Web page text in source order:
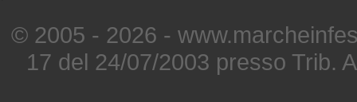
© 2005 - 2026 -
17 del 24/07/2003 presso Trib.